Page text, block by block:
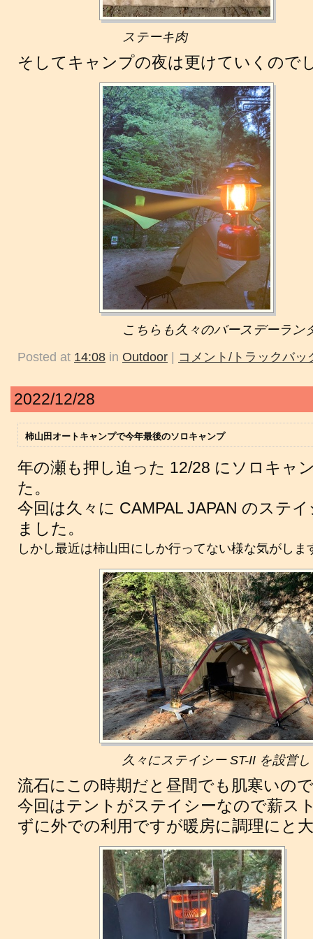
ステーキ肉
そしてキャンプの夜は更けていくので
こちらも久々のバースデーラン
Posted at 14:08 in Outdoor コメント/トラックバッ
2022/12/28
柿山田オートキャンプで今年最後のソロキャンプ
年の瀬も押し迫った 12/28 にソロキャ
た。
今回は久々に CAMPAL JAPAN のステ
ました。
しかし最近は柿山田にしか行ってない様な気がしま
久々にステイシー ST-II を設営
流石にこの時期だと昼間でも肌寒いの
今回はテントがステイシーなので薪ス
ずに外での利用ですが暖房に調理にと